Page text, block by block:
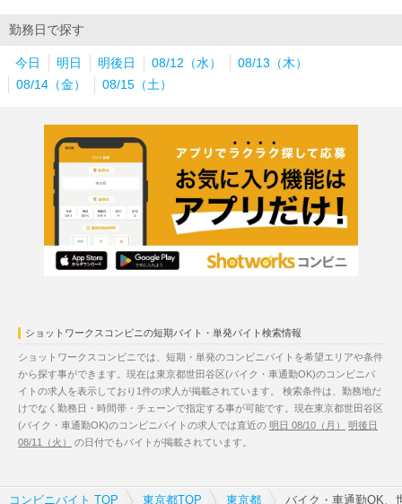
勤務日で探す
今日 明日 明後日 08/12（水）
08/13（木）
08/14（金）
08/15（土）
ショットワークスコンビニの短期バイト・単発バイト検索情報
ショットワークスコンビニでは、短期・単発のコンビニバイトを希望エリアや条件
から探す事ができます。現在は東京都世田谷区(バイク・車通勤OK)のコンビニバ
イトの求人を表示しており1件の求人が掲載されています。 検索条件は、勤務地だ
けでなく勤務日・時間帯・チェーンで指定する事が可能です。現在東京都世田谷区
(バイク・車通勤OK)のコンビニバイトの求人では直近の 明日 08/10（月）
明後日
08/11（火）
の日付でもバイトが掲載されています。
コンビニバイト TOP 東京都TOP 東京都 バイク・車通勤OK、